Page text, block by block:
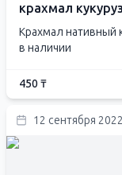
крахмал
Крахмал нативный
в наличии
450 ₸
12 сентября 2022